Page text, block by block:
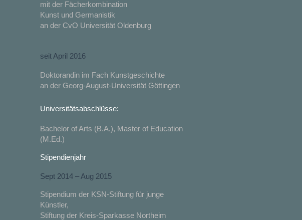
mit der Fächerkombination
Kunst und Germanistik
an der CvO Universität Oldenburg
seit April 2016
Doktorandin im Fach Kunstgeschichte
an der Georg-August-Universität Göttingen
Universitätsabschlüsse:
Bachelor of Arts (B.A.), Master of Education
(M.Ed.)
Stipendienjahr
Sept 2014 – Aug 2015
Stipendium der KSN-Stiftung für junge
Künstler,
Stiftung der Kreis-Sparkasse Northeim